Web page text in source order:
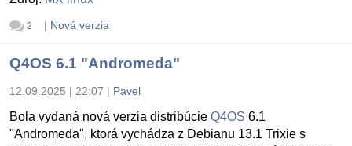
2 | Nová verzia
Q4OS 6.1 "Andromeda"
12.09.2025 | 22:07 | Pavel
Bola vydaná nová verzia distribúcie Q4OS 6.1
"Andromeda", ktorá vychádza z Debianu 13.1 Trixie s